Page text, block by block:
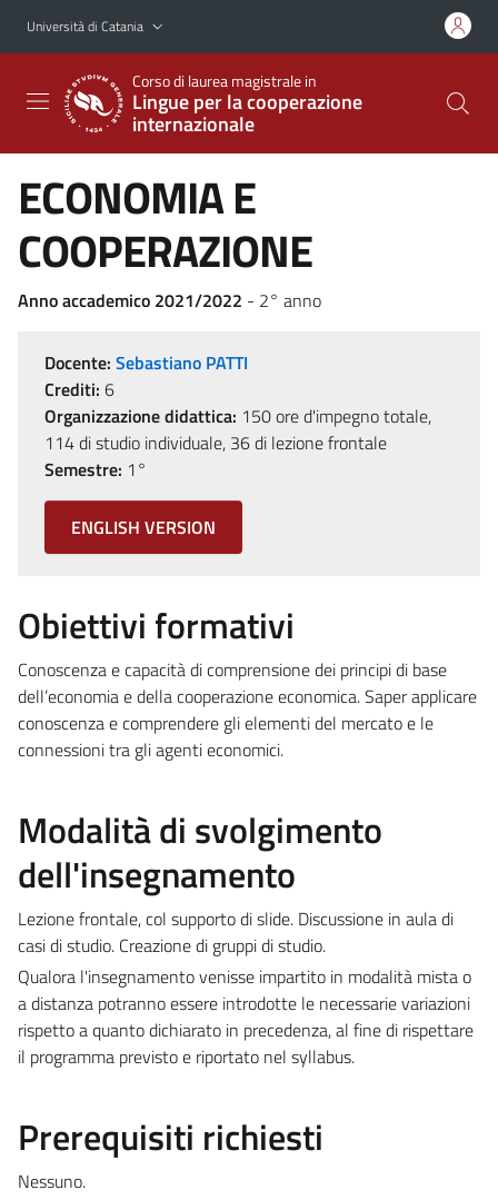
Vai al contenuto principale
Vai al menu di navigazione
Università di Catania
Corso di laurea magistrale in
Lingue per la cooperazione
internazionale
ECONOMIA E
COOPERAZIONE
Anno accademico 2021/2022 - 2° anno
Docente: Sebastiano PATTI
Crediti: 6
Organizzazione didattica: 150 ore d'impegno totale,
114 di studio individuale, 36 di lezione frontale
Semestre: 1°
ENGLISH VERSION
Obiettivi formativi
Conoscenza e capacità di comprensione dei principi di base
dell’economia e della cooperazione economica. Saper applicare
conoscenza e comprendere gli elementi del mercato e le
connessioni tra gli agenti economici.
Modalità di svolgimento
dell'insegnamento
Lezione frontale, col supporto di slide. Discussione in aula di
casi di studio. Creazione di gruppi di studio.
Qualora l'insegnamento venisse impartito in modalità mista o
a distanza potranno essere introdotte le necessarie variazioni
rispetto a quanto dichiarato in precedenza, al fine di rispettare
il programma previsto e riportato nel syllabus.
Prerequisiti richiesti
Nessuno.